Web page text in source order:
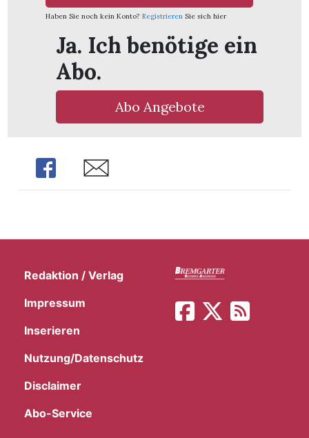
Haben Sie noch kein Konto? Registrieren Sie sich hier
Ja. Ich benötige ein
Abo.
Abo Angebote
Share Share
Redaktion / Verlag
Impressum
Inserieren
Nutzung/Datenschutz
Disclaimer
Abo-Service